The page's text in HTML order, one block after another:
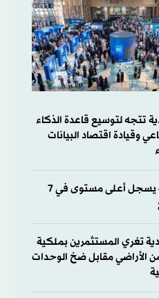
تتجه لتوسيع قاعدة الذكاء
وقيادة اقتصاد البيانات
الذهب يسجل أعلى مستوى في 7
تغري المستثمرين بملكية
الأراضي مقابل ضخ الوحدات